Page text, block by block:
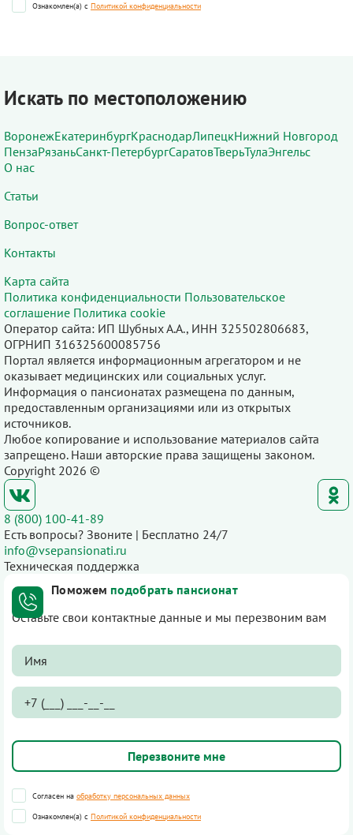
Ознакомлен(а) с Политикой конфиденциальности
Искать по местоположению
ВоронежЕкатеринбургКраснодарЛипецкНижний Новгород
ПензаРязаньСанкт-ПетербургСаратовТверьТулаЭнгельс
О нас
Статьи
Вопрос-ответ
Контакты
Карта сайта
Политика конфиденциальности Пользовательское
соглашение Политика cookie
Оператор сайта: ИП Шубных А.А., ИНН 325502806683,
ОГРНИП 316325600085756
Портал является информационным агрегатором и не
оказывает медицинских или социальных услуг.
Информация о пансионатах размещена по данным,
предоставленным организациями или из открытых
источников.
Любое копирование и использование материалов сайта
запрещено. Наши авторские права защищены законом.
Copyright 2026 ©
8 (800) 100-41-89
Есть вопросы? Звоните | Бесплатно 24/7
info@vsepansionati.ru
Техническая поддержка
Поможем подобрать пансионат
Оставьте свои контактные данные и мы перезвоним вам
Согласен на обработку персональных данных
Ознакомлен(а) с Политикой конфиденциальности